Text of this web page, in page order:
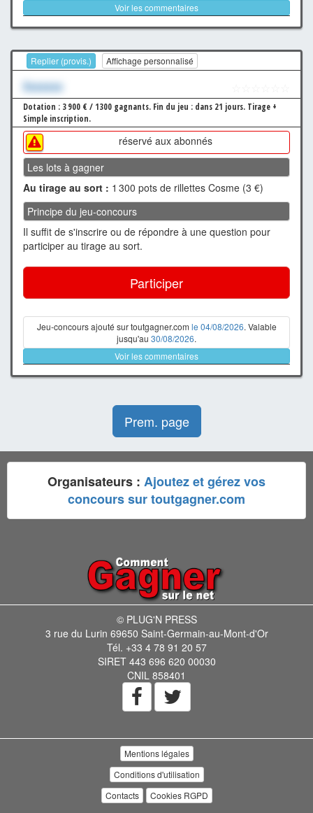
Voir les commentaires
Replier (provis.) Affichage personnalisé
Xxxxxxx
Dotation : 3 900 € / 1300 gagnants. Fin du jeu : dans 21 jours. Tirage +
Simple inscription.
réservé aux abonnés
Les lots à gagner
Au tirage au sort : 1 300 pots de rillettes Cosme (3 €)
Principe du jeu-concours
Il suffit de s'inscrire ou de répondre à une question pour
participer au tirage au sort.
Participer
Jeu-concours ajouté sur toutgagner.com le 04/08/2026. Valable
jusqu'au 30/08/2026.
Voir les commentaires
Prem. page
Organisateurs : Ajoutez et gérez vos
concours sur toutgagner.com
© PLUG'N PRESS
3 rue du Lurin 69650 Saint-Germain-au-Mont-d'Or
Tél. +33 4 78 91 20 57
SIRET 443 696 620 00030
CNIL 858401
Mentions légales
Conditions d'utilisation
Contacts
Cookies RGPD